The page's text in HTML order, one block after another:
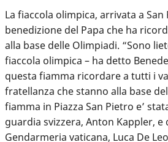
La fiaccola olimpica, arrivata a
benedizione del Papa che ha
alla base delle Olimpiadi. “Sono
fiaccola olimpica – ha detto
questa fiamma ricordare a tutti i
fratellanza che stanno alla base
fiamma in Piazza San Pietro e’
guardia svizzera, Anton Kappler, e
Gendarmeria vaticana, Luca De